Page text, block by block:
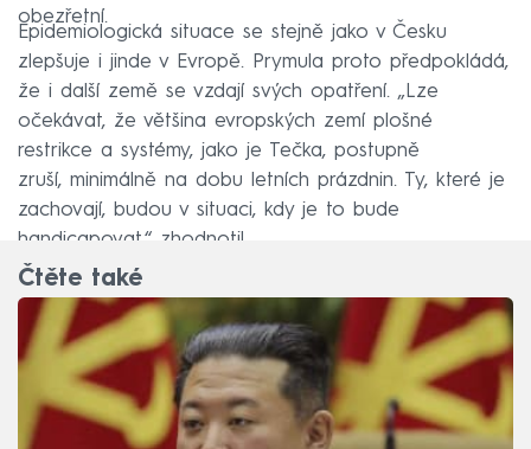
obezřetní.
Epidemiologická situace se stejně jako v Česku
zlepšuje i jinde v Evropě. Prymula proto předpokládá,
že i další země se vzdají svých opatření. „Lze
očekávat, že většina evropských zemí plošné
restrikce a systémy, jako je Tečka, postupně
zruší, minimálně na dobu letních prázdnin. Ty, které je
zachovají, budou v situaci, kdy je to bude
handicapovat,“ zhodnotil.
Čtěte také